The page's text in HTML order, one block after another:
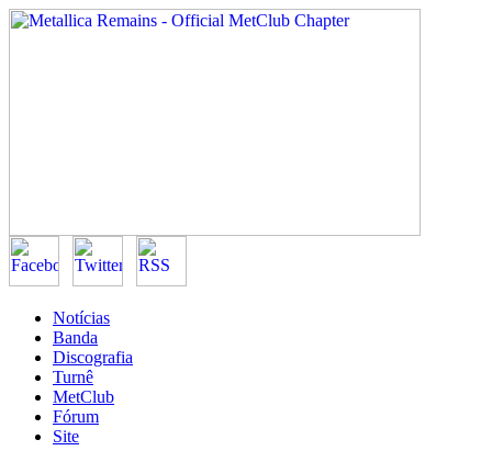
Notícias
Banda
Discografia
Turnê
MetClub
Fórum
Site